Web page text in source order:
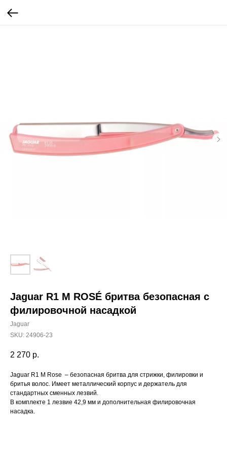
Jaguar R1 M ROSÉ бритва безопасная с
филировочной насадкой
Jaguar
SKU: 24906-23
2 270 р.
Jaguar R1 M Rose – безопасная бритва для стрижки, филировки и
бритья волос. Имеет металлический корпус и держатель для
стандартных сменных лезвий.
В комплекте 1 лезвие 42,9 мм и дополнительная филировочная
насадка.